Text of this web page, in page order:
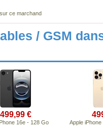
ce marchand
/ GSM
499,99 €
16e - 128 Go Apple